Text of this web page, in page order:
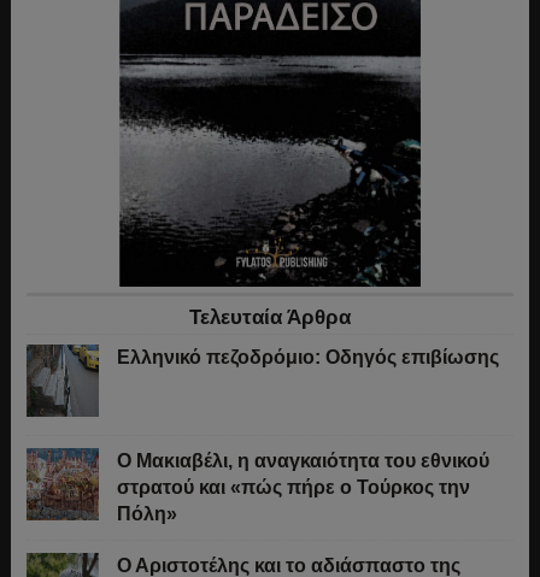
Τελευταία Άρθρα
Ελληνικό πεζοδρόμιο: Οδηγός επιβίωσης
Ο Μακιαβέλι, η αναγκαιότητα του εθνικού
στρατού και «πώς πήρε ο Τούρκος την
Πόλη»
Ο Αριστοτέλης και το αδιάσπαστο της